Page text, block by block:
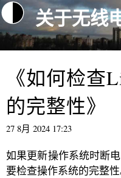
关于无线
《如何检查
的完整性》
27 8月 2024 17:23
如果更新操作系统时断
要检查操作系统的完整性